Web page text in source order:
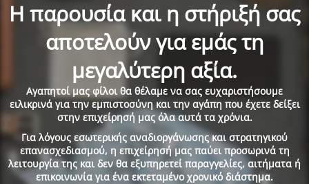
Η παρουσία και η στήριξή σας
αποτελούν για εμάς τη
μεγαλύτερη αξία.
Αγαπητοί μας φίλοι θα θέλαμε να σας ευχαριστήσουμε
ειλικρινά για την εμπιστοσύνη και την αγάπη που έχετε δείξει
στην επιχείρησή μας όλα αυτά τα χρόνια.
Για λόγους εσωτερικής αναδιοργάνωσης και στρατηγικού
επανασχεδιασμού, η επιχείρησή μας παύει προσωρινά τη
λειτουργία της και δεν θα εξυπηρετεί παραγγελίες, αιτήματα ή
επικοινωνία για ένα εκτεταμένο χρονικό διάστημα.